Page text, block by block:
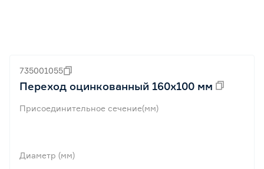
735001055
Переход оцинкованный 160х100 мм
Присоединительное сечение(мм)
Диаметр (мм)